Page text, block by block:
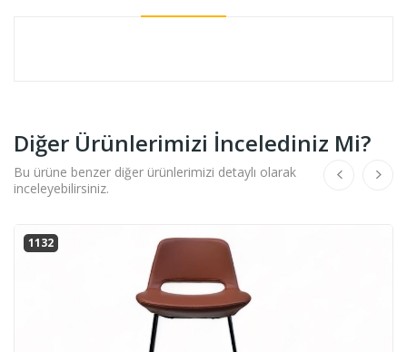
Diğer Ürünlerimizi İncelediniz Mi?
Bu ürüne benzer diğer ürünlerimizi detaylı olarak
inceleyebilirsiniz.
1132